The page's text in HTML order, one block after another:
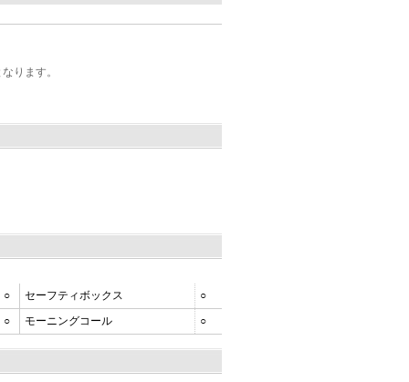
ります。
○ セーフティボックス
○
○ モーニングコール ○